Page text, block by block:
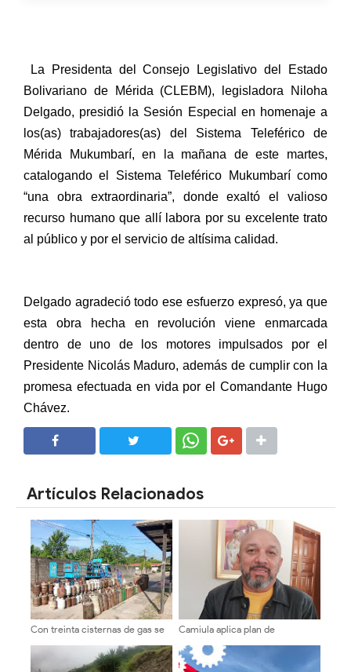
La Presidenta del Consejo Legislativo del Estado
Bolivariano de Mérida (CLEBM), legisladora Niloha
Delgado, presidió la Sesión Especial en homenaje a
los(as) trabajadores(as) del Sistema Teleférico de
Mérida Mukumbarí, en la mañana de este martes,
catalogando el Sistema Teleférico Mukumbarí como
“una obra extraordinaria”, donde exaltó el valioso
recurso humano que allí labora por su excelente trato
al público y por el servicio de altísima calidad.
Delgado agradeció todo ese esfuerzo expresó, ya que
esta obra hecha en revolución viene enmarcada
dentro de uno de los motores impulsados por el
Presidente Nicolás Maduro, además de cumplir con la
promesa efectuada en vida por el Comandante Hugo
Chávez.
Artículos Relacionados
Con treinta cisternas de gas se
Camiula aplica plan de
Emergencia ante temporada
vacacional